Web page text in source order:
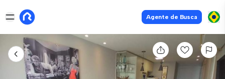
Agente de Busca